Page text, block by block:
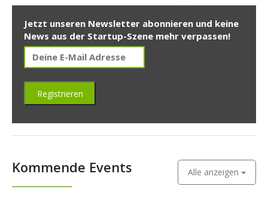
Jetzt unseren Newsletter abonnieren und keine
News aus der Startup-Szene mehr verpassen!
Kommende Events Alle anzeigen